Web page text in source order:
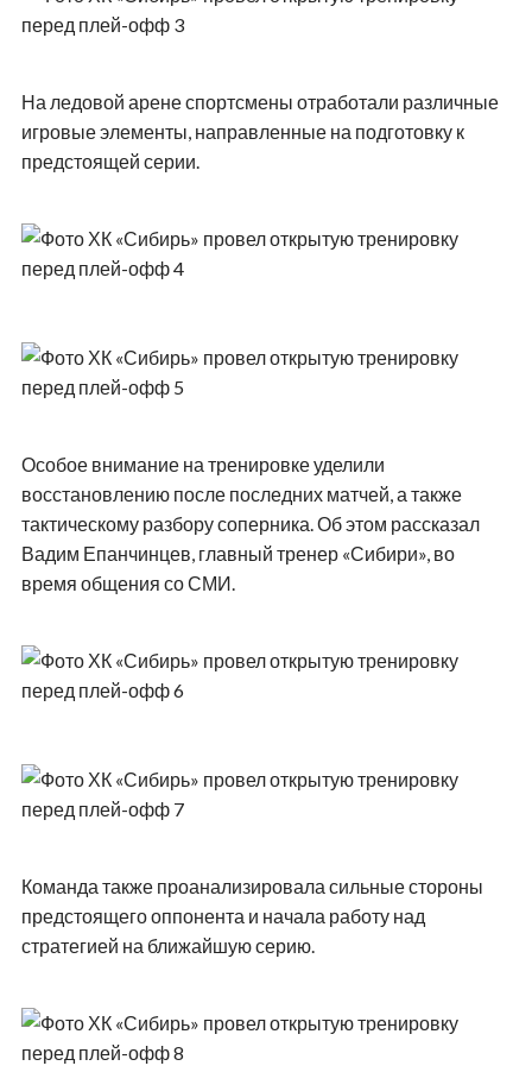
На ледовой арене спортсмены отработали различные
игровые элементы, направленные на подготовку к
предстоящей серии.
Особое внимание на тренировке уделили
восстановлению после последних матчей, а также
тактическому разбору соперника. Об этом рассказал
Вадим Епанчинцев, главный тренер «Сибири», во
время общения со СМИ.
Команда также проанализировала сильные стороны
предстоящего оппонента и начала работу над
стратегией на ближайшую серию.